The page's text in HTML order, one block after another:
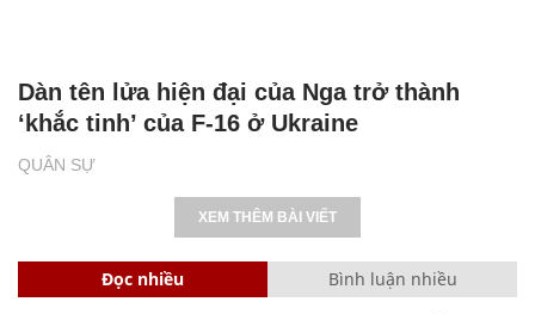
QUÂN SỰ
Dàn tên lửa hiện đại của Nga trở thành
‘khắc tinh’ của F-16 ở Ukraine
XEM THÊM BÀI VIẾT
Đọc nhiều Bình luận nhiều